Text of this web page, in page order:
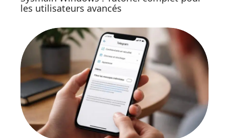
les utilisateurs avancés